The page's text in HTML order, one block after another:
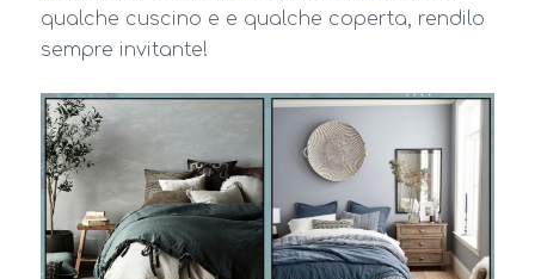
qualche cuscino e e qualche coperta, rendilo
sempre invitante!